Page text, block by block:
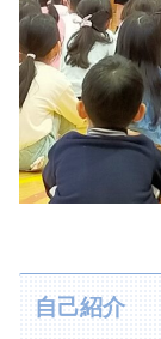
自己紹介